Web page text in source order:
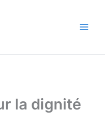
la dignité